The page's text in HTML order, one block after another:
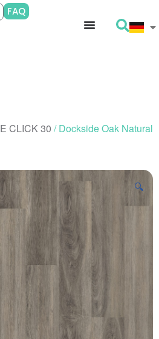
FAQ
CLICK 30 / Dockside Oak Natural
🔍